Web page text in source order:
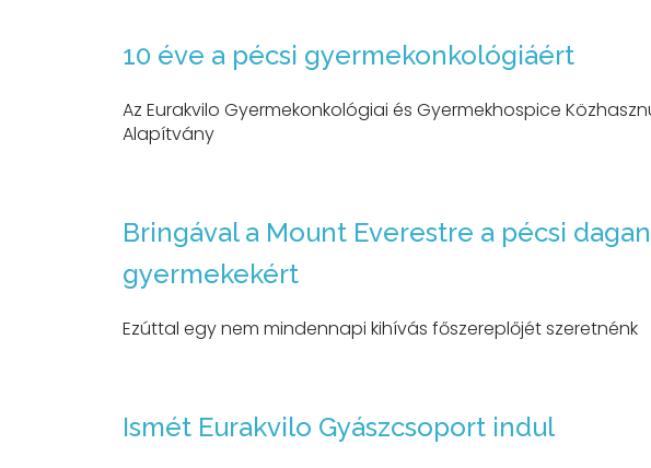
10 éve a pécsi gyermekonkológiáért
Az Eurakvilo Gyermekonkológiai és Gyermekhospice
Alapítvány
Bringával a Mount Everestre a pécsi
gyermekekért
Ezúttal egy nem mindennapi kihívás főszereplőjét szeretnénk
Ismét Eurakvilo Gyászcsoport indul